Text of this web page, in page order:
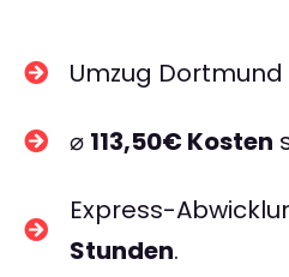
Umzug Dortmund
⌀ 113,50€ Kosten
Express-
Stunden.